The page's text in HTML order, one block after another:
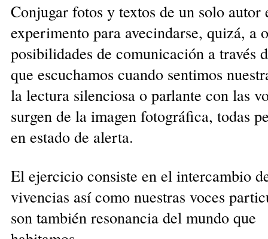
Conjugar fotos y textos de un solo autor
experimento para avecindarse, quizá, a
posibilidades de comunicación a través
que escuchamos cuando sentimos
la lectura silenciosa o parlante con las
surgen de la imagen fotográfica, todas
en estado de alerta.
El ejercicio consiste en el intercambio
vivencias así como nuestras voces
son también resonancia del mundo que